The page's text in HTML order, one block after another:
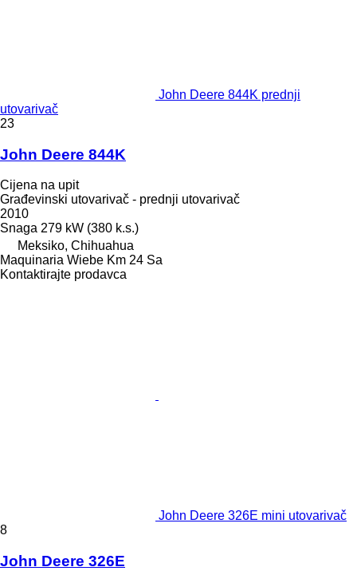
John Deere 844K prednji
utovarivač
23
John Deere 844K
Cijena na upit
Građevinski utovarivač - prednji utovarivač
2010
Snaga 279 kW (380 k.s.)
Meksiko, Chihuahua
Maquinaria Wiebe Km 24 Sa
Kontaktirajte prodavca
John Deere 326E mini utovarivač
8
John Deere 326E